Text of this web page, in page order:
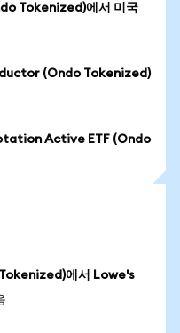
Tokenized)에서 미국
(Ondo Tokenized)
Active ETF (Ondo
에서 Lowe's